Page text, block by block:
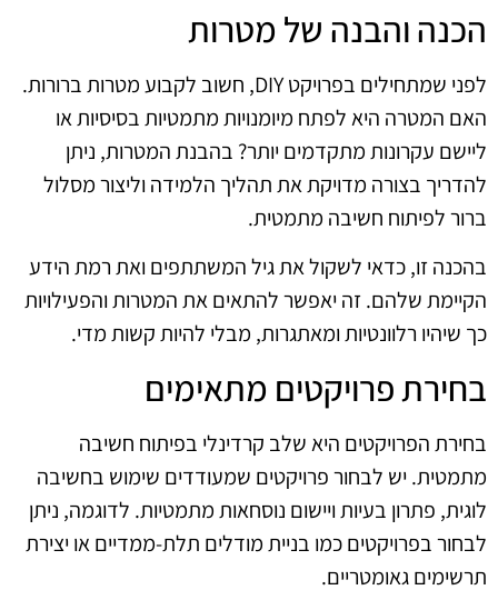
הכנה והבנה של מטרות
לפני שמתחילים בפרויקט DIY, חשוב לקבוע מטרות ברורות.
האם המטרה היא לפתח מיומנויות מתמטיות בסיסיות או
ליישם עקרונות מתקדמים יותר? בהבנת המטרות, ניתן
להדריך בצורה מדויקת את תהליך הלמידה וליצור מסלול
ברור לפיתוח חשיבה מתמטית.
בהכנה זו, כדאי לשקול את גיל המשתתפים ואת רמת הידע
הקיימת שלהם. זה יאפשר להתאים את המטרות והפעילויות
כך שיהיו רלוונטיות ומאתגרות, מבלי להיות קשות מדי.
בחירת פרויקטים מתאימים
בחירת הפרויקטים היא שלב קרדינלי בפיתוח חשיבה
מתמטית. יש לבחור פרויקטים שמעודדים שימוש בחשיבה
לוגית, פתרון בעיות ויישום נוסחאות מתמטיות. לדוגמה, ניתן
לבחור בפרויקטים כמו בניית מודלים תלת-ממדיים או יצירת
תרשימים גאומטריים.